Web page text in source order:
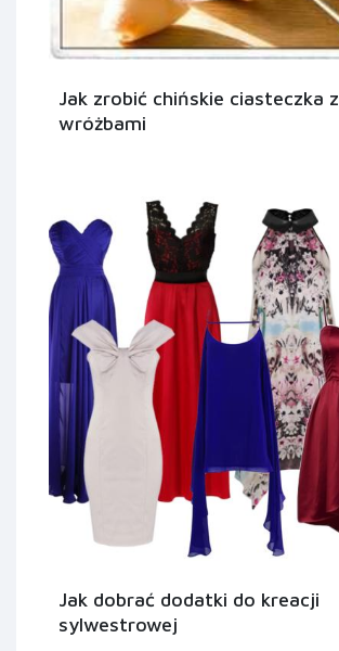
Jak zrobić chińskie ciasteczka z
wróżbami
Jak dobrać dodatki do kreacji
sylwestrowej